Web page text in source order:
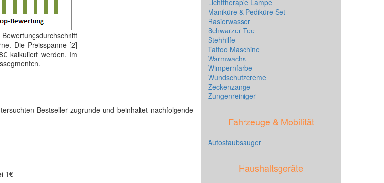
Bewertungsdurchschnitt
Die Preisspanne [2]
kalkuliert werden. Im
Bestseller zugrunde und beinhaltet nachfolgende
1€
Lichttherapie Lampe
Maniküre & Pediküre Set
Rasierwasser
Schwarzer Tee
Stehhilfe
Tattoo Maschine
Warmwachs
Wimpernfarbe
Wundschutzcreme
Zeckenzange
Zungenreiniger
Fahrzeuge & Mobilität
Autostaubsauger
Haushaltsgeräte